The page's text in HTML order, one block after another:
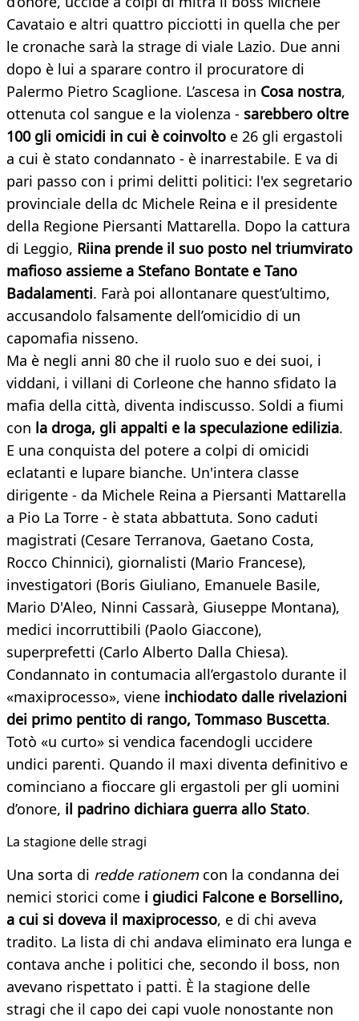
Cavataio e altri quattro picciotti in quella che per
le cronache sarà la strage di viale Lazio. Due anni
dopo è lui a sparare contro il procuratore di
Palermo Pietro Scaglione. L’ascesa in Cosa nostra,
ottenuta col sangue e la violenza - sarebbero oltre
100 gli omicidi in cui è coinvolto e 26 gli ergastoli
a cui è stato condannato - è inarrestabile. E va di
pari passo con i primi delitti politici: l'ex segretario
provinciale della dc Michele Reina e il presidente
della Regione Piersanti Mattarella. Dopo la cattura
di Leggio, Riina prende il suo posto nel triumvirato
mafioso assieme a Stefano Bontate e Tano
Badalamenti. Farà poi allontanare quest’ultimo,
accusandolo falsamente dell’omicidio di un
capomafia nisseno.
Ma è negli anni 80 che il ruolo suo e dei suoi, i
viddani, i villani di Corleone che hanno sfidato la
mafia della città, diventa indiscusso. Soldi a fiumi
con la droga, gli appalti e la speculazione edilizia.
E una conquista del potere a colpi di omicidi
eclatanti e lupare bianche. Un'intera classe
dirigente - da Michele Reina a Piersanti Mattarella
a Pio La Torre - è stata abbattuta. Sono caduti
magistrati (Cesare Terranova, Gaetano Costa,
Rocco Chinnici), giornalisti (Mario Francese),
investigatori (Boris Giuliano, Emanuele Basile,
Mario D'Aleo, Ninni Cassarà, Giuseppe Montana),
medici incorruttibili (Paolo Giaccone),
superprefetti (Carlo Alberto Dalla Chiesa).
Condannato in contumacia all’ergastolo durante il
«maxiprocesso», viene inchiodato dalle rivelazioni
dei primo pentito di rango, Tommaso Buscetta.
Totò «u curto» si vendica facendogli uccidere
undici parenti. Quando il maxi diventa definitivo e
cominciano a fioccare gli ergastoli per gli uomini
d’onore, il padrino dichiara guerra allo Stato.
La stagione delle stragi
Una sorta di redde rationem con la condanna dei
nemici storici come i giudici Falcone e Borsellino,
a cui si doveva il maxiprocesso, e di chi aveva
tradito. La lista di chi andava eliminato era lunga e
contava anche i politici che, secondo il boss, non
avevano rispettato i patti. È la stagione delle
stragi che il capo dei capi vuole nonostante non